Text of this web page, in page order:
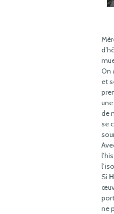
On
et
de
se
Si
ne